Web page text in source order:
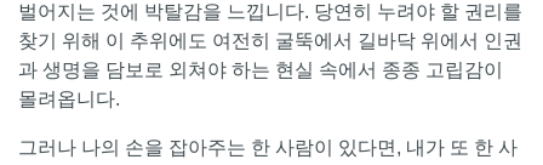
벌어지는 것에 박탈감을 느낍니다. 당연히 누려야 할 권리를
찾기 위해 이 추위에도 여전히 굴뚝에서 길바닥 위에서 인권
과 생명을 담보로 외쳐야 하는 현실 속에서 종종 고립감이
몰려옵니다.
그러나 나의 손을 잡아주는 한 사람이 있다면, 내가 또 한 사